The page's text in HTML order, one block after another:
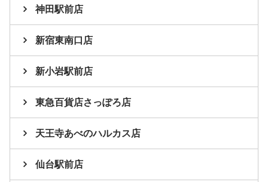
神田駅前店
新宿東南口店
新小岩駅前店
東急百貨店さっぽろ店
天王寺あべのハルカス店
仙台駅前店